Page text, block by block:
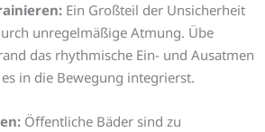
Ein Großteil der Unsicherheit
unregelmäßige Atmung. Übe
das rhythmische Ein- und Ausatmen
in die Bewegung integrierst.
Öffentliche Bäder sind zu